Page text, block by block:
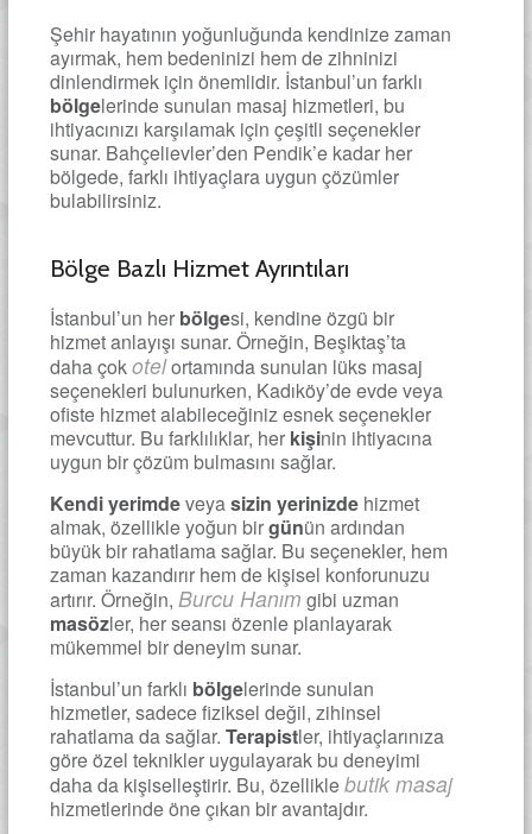
Şehir hayatının yoğunluğunda kendinize zaman
ayırmak, hem bedeninizi hem de zihninizi
dinlendirmek için önemlidir. İstanbul’un farklı
bölgelerinde sunulan masaj hizmetleri, bu
ihtiyacınızı karşılamak için çeşitli seçenekler
sunar. Bahçelievler’den Pendik’e kadar her
bölgede, farklı ihtiyaçlara uygun çözümler
bulabilirsiniz.
Bölge Bazlı Hizmet Ayrıntıları
İstanbul’un her bölgesi, kendine özgü bir
hizmet anlayışı sunar. Örneğin, Beşiktaş’ta
daha çokotelortamında sunulan lüks masaj
seçenekleri bulunurken, Kadıköy’de evde veya
ofiste hizmet alabileceğiniz esnek seçenekler
mevcuttur. Bu farklılıklar, her kişinin ihtiyacına
uygun bir çözüm bulmasını sağlar.
Kendi yerimdeveyasizin yerinizdehizmet
almak, özellikle yoğun birgünün ardından
büyük bir rahatlama sağlar. Bu seçenekler, hem
zaman kazandırır hem de kişisel konforunuzu
artırır. Örneğin, Burcu Hanım gibi uzman
masözler, her seansı özenle planlayarak
mükemmel bir deneyim sunar.
İstanbul’un farklı bölgelerinde sunulan
hizmetler, sadece fiziksel değil, zihinsel
rahatlama da sağlar. Terapistler, ihtiyaçlarınıza
göre özel teknikler uygulayarak bu deneyimi
daha da kişiselleştirir. Bu, özelliklebutik masaj
hizmetlerinde öne çıkan bir avantajdır.